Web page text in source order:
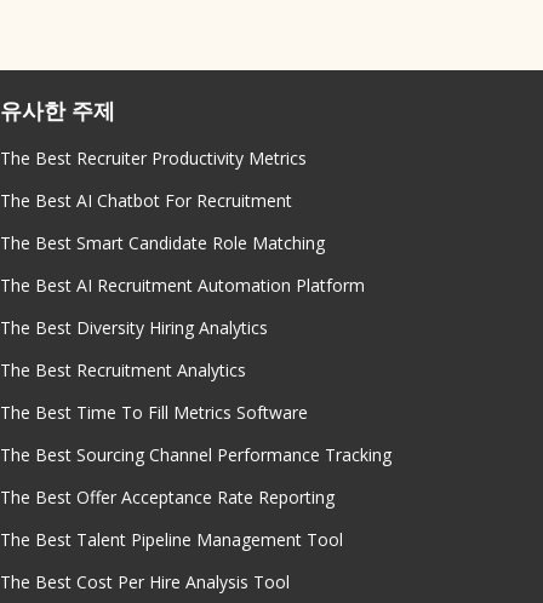
유사한 주제
The Best Recruiter Productivity Metrics
The Best AI Chatbot For Recruitment
The Best Smart Candidate Role Matching
The Best AI Recruitment Automation Platform
The Best Diversity Hiring Analytics
The Best Recruitment Analytics
The Best Time To Fill Metrics Software
The Best Sourcing Channel Performance Tracking
The Best Offer Acceptance Rate Reporting
The Best Talent Pipeline Management Tool
The Best Cost Per Hire Analysis Tool